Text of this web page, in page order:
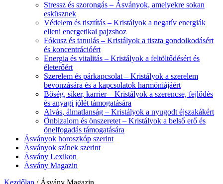
Stressz és szorongás – Ásványok, amelyekre sokan
esküsznek
Védelem és tisztítás – Kristályok a negatív energiák
elleni energetikai pajzshoz
Fókusz és tanulás – Kristályok a tiszta gondolkodásért
és koncentrációért
Energia és vitalitás – Kristályok a feltöltődésért és
életerőért
Szerelem és párkapcsolat – Kristályok a szerelem
bevonzására és a kapcsolatok harmóniájáért
Bőség, siker, karrier – Kristályok a szerencse, fejlődés
és anyagi jólét támogatására
Alvás, álmatlanság – Kristályok a nyugodt éjszakákért
Önbizalom és önszeretet – Kristályok a belső erő és
önelfogadás támogatására
Ásványok horoszkóp szerint
Ásványok színek szerint
Ásvány Lexikon
Ásvány Magazin